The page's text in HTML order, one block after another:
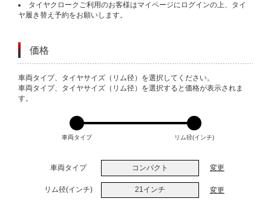
タイヤクロークご利用のお客様はマイページにログインの上、タイ
ヤ履き替え予約をお願いします。
価格
VARIATIONS
車両タイプ、タイヤサイズ（リム径）を選択してください。
車両タイプ、タイヤサイズ（リム径）を選択すると価格が表示されま
す。
車両タイプ リム径(インチ)
車両タイプ コンパクト 変更
リム径(インチ) 21インチ 変更